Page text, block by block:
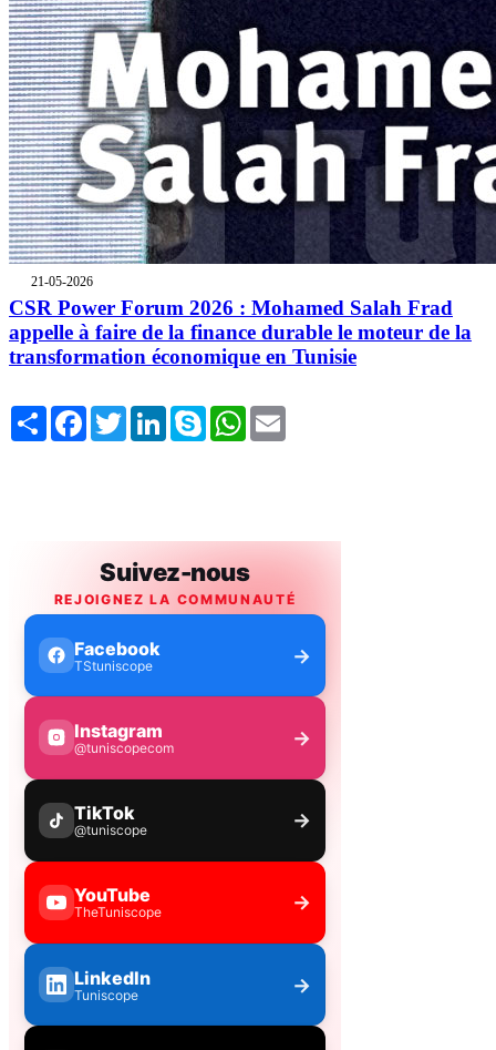
21-05-2026
CSR Power Forum 2026 : Mohamed Salah Frad
appelle à faire de la finance durable le moteur de la
transformation économique en Tunisie
Share FacebookTwitterLinkedInSkype WhatsApp